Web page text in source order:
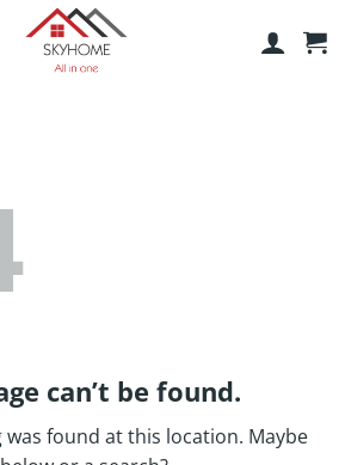
can’t be found.
found at this location. Maybe